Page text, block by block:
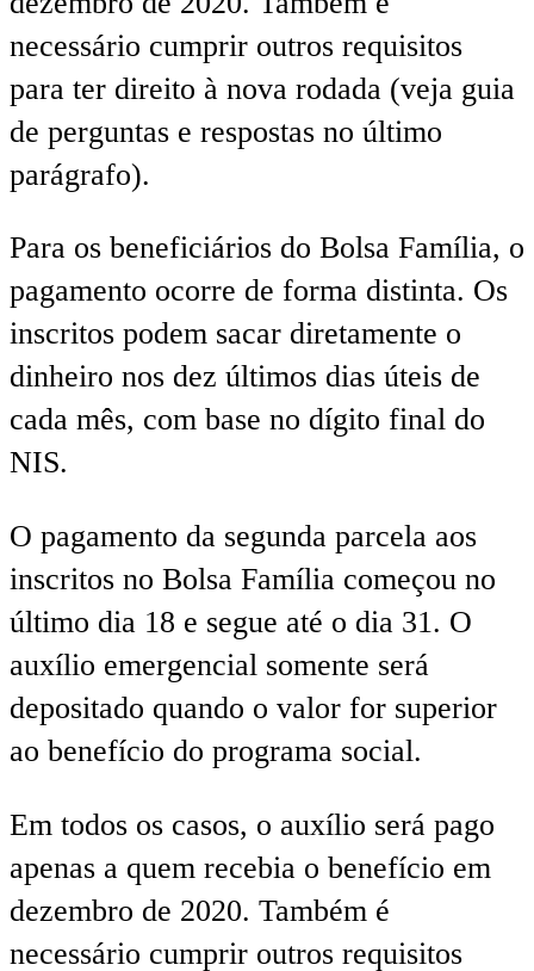
necessário cumprir outros requisitos
para ter direito à nova rodada (veja guia
de perguntas e respostas no último
parágrafo).
Para os beneficiários do Bolsa Família, o
pagamento ocorre de forma distinta. Os
inscritos podem sacar diretamente o
dinheiro nos dez últimos dias úteis de
cada mês, com base no dígito final do
NIS.
O pagamento da segunda parcela aos
inscritos no Bolsa Família começou no
último dia 18 e segue até o dia 31. O
auxílio emergencial somente será
depositado quando o valor for superior
ao benefício do programa social.
Em todos os casos, o auxílio será pago
apenas a quem recebia o benefício em
dezembro de 2020. Também é
necessário cumprir outros requisitos